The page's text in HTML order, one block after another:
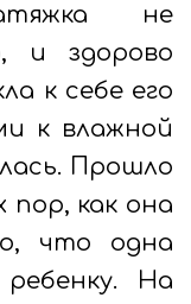
не
и здорово
к себе его
к влажной
Прошло
пор, как она
что одна
На